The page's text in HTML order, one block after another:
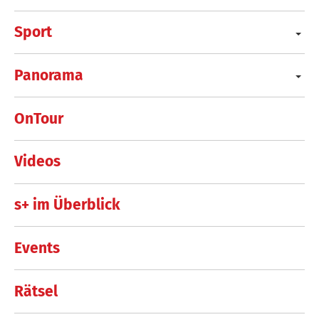
Sport
Panorama
OnTour
Videos
s+ im Überblick
Events
Rätsel